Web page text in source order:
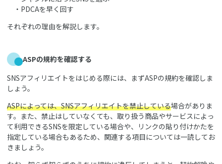
・PDCAを早く回す
それぞれの理由を解説します。
ASPの規約を確認する
SNSアフィリエイトをはじめる際には、まずASPの規約を確認しま
しょう。
ASPによっては、SNSアフィリエイトを禁止している場合がありま
す。また、禁止はしていなくても、取り扱う商品やサービスによっ
て利用できるSNSを限定している場合や、リンクの貼り付けかたを
指定している場合もあるため、関連する項目については一読してお
きましょう。